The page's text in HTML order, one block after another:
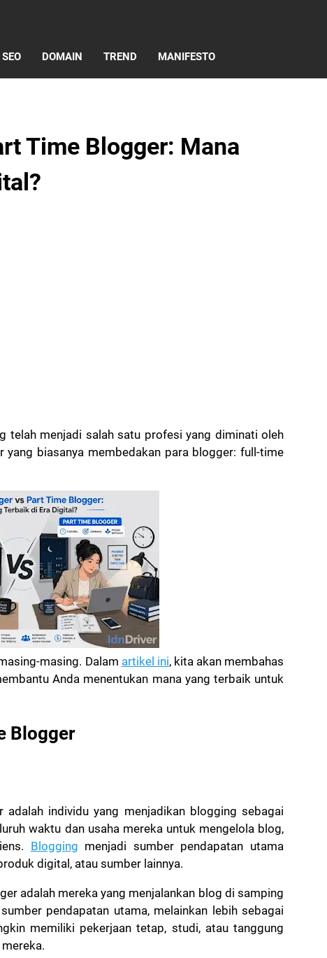
SEO DOMAIN TREND MANIFESTO
Time Blogger: Mana
telah menjadi salah satu profesi yang diminati oleh
yang biasanya membedakan para blogger: full-time
masing. Dalam artikel ini, kita akan membahas
Anda menentukan mana yang terbaik untuk
Blogger
adalah individu yang menjadikan blogging sebagai
waktu dan usaha mereka untuk mengelola blog,
Blogging menjadi sumber pendapatan utama
digital, atau sumber lainnya.
adalah mereka yang menjalankan blog di samping
pendapatan utama, melainkan lebih sebagai
memiliki pekerjaan tetap, studi, atau tanggung